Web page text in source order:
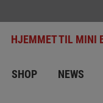
HJEMMET TIL MINI
SHOP NEWS